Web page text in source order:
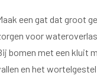
een gat dat groot
voor
bomen met een kluit
en het